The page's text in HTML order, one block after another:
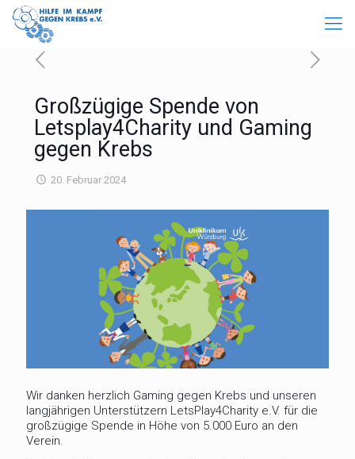
Großzügige Spende von
Letsplay4Charity und Gaming
gegen Krebs
20. Februar 2024
Wir danken herzlich Gaming gegen Krebs und unseren
langjährigen Unterstützern LetsPlay4Charity e.V. für die
großzügige Spende in Höhe von 5.000 Euro an den
Verein.